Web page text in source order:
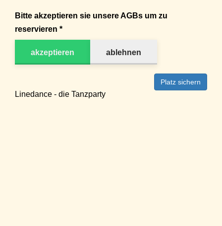
Bitte akzeptieren sie unsere AGBs um zu
reservieren *
akzeptieren ablehnen
Platz sichern
Linedance - die Tanzparty